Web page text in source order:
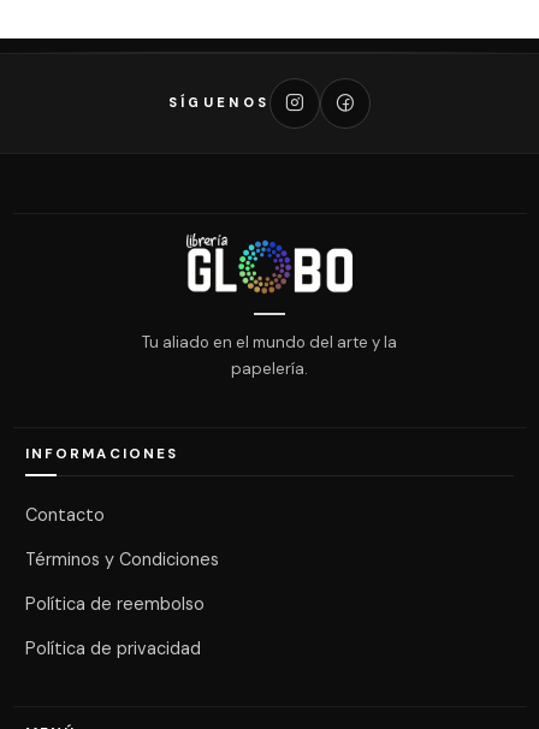
SÍGUENOS
Tu aliado en el mundo del arte y la
papelería.
INFORMACIONES
Contacto
Términos y Condiciones
Política de reembolso
Política de privacidad